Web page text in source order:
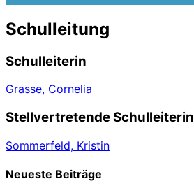
Schulleitung
Schulleiterin
Grasse, Cornelia
Stellvertretende Schulleiterin
Sommerfeld, Kristin
Neueste Beiträge